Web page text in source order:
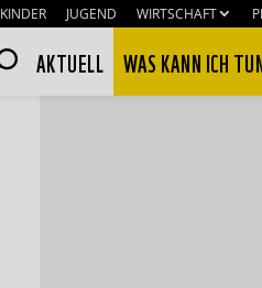
KINDER JUGEND WIRTSCHAFT
AKTUELL WAS KANN ICH